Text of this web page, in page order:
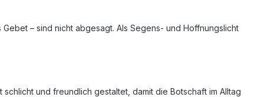
– sind nicht abgesagt. Als Segens- und Hoffnungslicht
und freundlich gestaltet, damit die Botschaft im Alltag